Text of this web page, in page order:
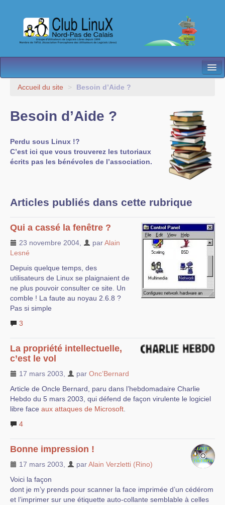
L’Association
Contact
Les antennes
Accueil du site > Besoin d’Aide ?
Besoin d’Aide ?
Perdu sous Linux !?
C’est ici que vous trouverez les tutoriaux
écrits pas les bénévoles de l’association.
Articles publiés dans cette rubrique
Qui a cassé la fenêtre ?
23 novembre 2004 parAlain
Lesné
Depuis quelque temps, des
utilisateurs de Linux se plaignaient de
ne plus pouvoir consulter ce site. Un
comble ! La faute au noyau 2.6.8 ?
Pas si simple
3
La propriété intellectuelle,
c’est le vol
17 mars 2003 par Onc’Bernard
Article de Oncle Bernard, paru dans l’hebdomadaire Charlie
Hebdo du 5 mars 2003, qui défend de façon virulente le logiciel
libre face aux attaques de Microsoft
4
Bonne impression !
17 mars 2003 parAlain Verzletti (Rino)
Voici la façon
dont je m’y prends pour scanner la face imprimée d’un cédérom
et l’imprimer sur une étiquette auto-collante semblable à celles